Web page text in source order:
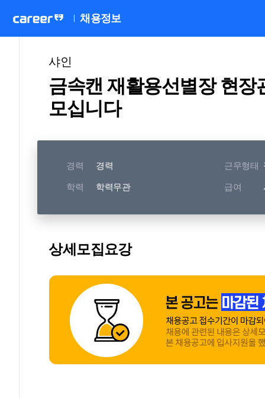
채용정보
샤인
금속캔 재활용선별장 현
모십니다
경력 경력 근무형태
학력 학력무관 급여
상세모집요강